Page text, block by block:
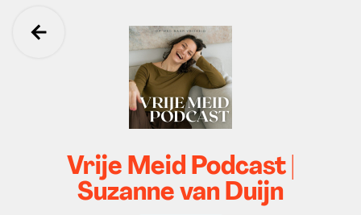
Ga terug
Vrije Meid Podcast |
Suzanne van Duijn